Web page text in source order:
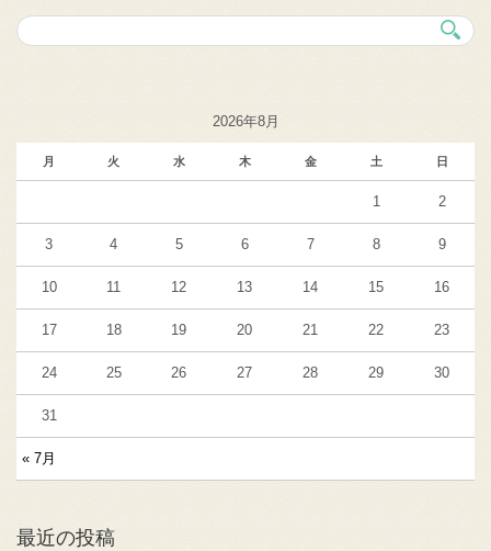
2026年8月
月 火 水 木 金 土 日
« 7月
1 2
3 4 5 6 7 8 9
10 11 12 13 14 15 16
17 18 19 20 21 22 23
24 25 26 27 28 29 30
31
最近の投稿